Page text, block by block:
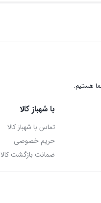
با شهباز کالا
تماس با شهباز کالا
حریم خصوصی
ضمانت بازگشت کالا